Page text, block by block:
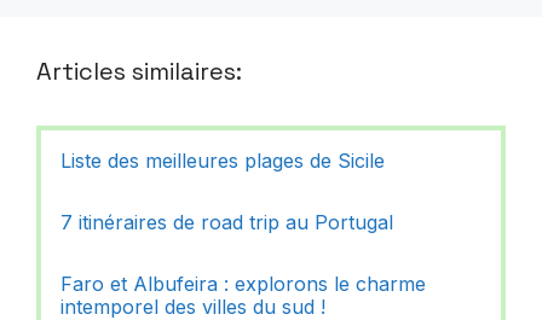
Articles similaires:
Liste des meilleures plages de Sicile
7 itinéraires de road trip au Portugal
Faro et Albufeira : explorons le charme
intemporel des villes du sud !